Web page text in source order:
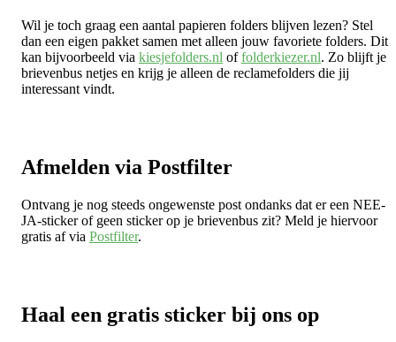
Wil je toch graag een aantal papieren folders blijven lezen? Stel
dan een eigen pakket samen met alleen jouw favoriete folders. Dit
kan bijvoorbeeld via kiesjefolders.nl offolderkiezer.nl. Zo blijft je
brievenbus netjes en krijg je alleen de reclamefolders die jij
interessant vindt.
Afmelden via Postfilter
Ontvang je nog steeds ongewenste post ondanks dat er een NEE-
JA-sticker of geen sticker op je brievenbus zit? Meld je hiervoor
gratis af via Postfilter.
Haal een gratis sticker bij ons op